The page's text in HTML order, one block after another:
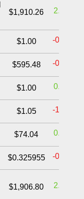
$1,910.26 2.37%
$1.00 -0.02%
$595.48 -0.81%
$1.00 0.01%
$1.05 -1.52%
$74.04 0.26%
$0.325955 -0.29%
$1,906.80 2.25%